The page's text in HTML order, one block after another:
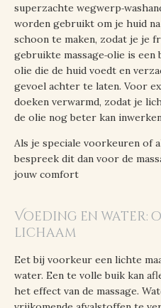
superzachte
worden gebruikt om je huid
schoon te maken, zodat je je
gebruikte massage‑olie is
olie die de huid voedt en
gevoel achter te laten. Voor
doeken verwarmd, zodat je
de olie nog beter kan
Als je speciale voorkeuren of
bespreek dit dan voor de
jouw comfort
Voeding en water:
lichaam
Eet bij voorkeur een lichte
water. Een te volle buik kan
het effect van de massage.